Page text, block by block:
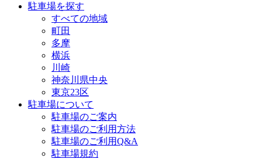
駐車場を探す
すべての地域
町田
多摩
横浜
川崎
神奈川県中央
東京23区
駐車場について
駐車場のご案内
駐車場のご利用方法
駐車場のご利用Q&A
駐車場規約